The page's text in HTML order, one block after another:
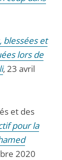
blessées et
lors de
, 23 avril
et des
pour la
2020